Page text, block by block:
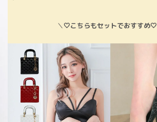
＼🤍こちらもセットでおすすめ🤍